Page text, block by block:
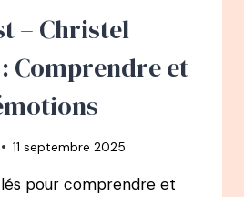
– Christel
Comprendre et
11 septembre 2025
pour comprendre et